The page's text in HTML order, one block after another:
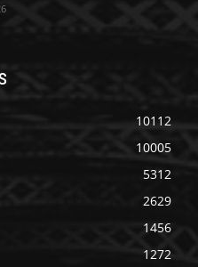
10112
10005
5312
2629
1456
1272